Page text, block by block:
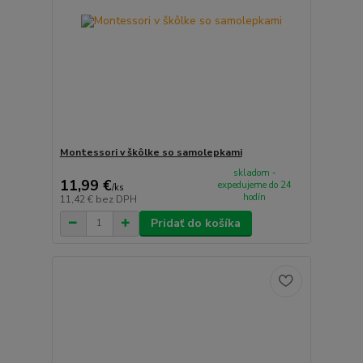
Montessori v škôlke so samolepkami
11,99 €/ks
11,42 € bez DPH
skladom -
expedujeme do 24
hodín
Pridať do košíka